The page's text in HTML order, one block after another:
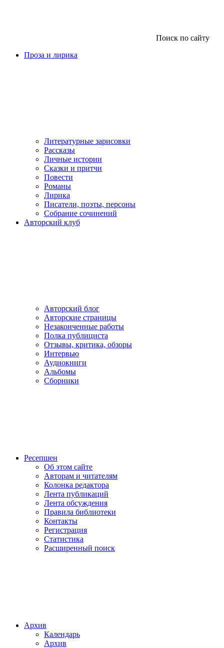
Поиск по сайту
Проза и лирика
Литературные зарисовки
Рассказы
Личные истории
Сказки и притчи
Повести
Романы
Лирика
Писатели, поэты, персоны
Собрание сочинений
Авторский клуб
Авторский блог
Авторские страницы
Незаконченные работы
Полка публициста
Отзывы, критика, обзоры
Интервью
Аудиокниги
Альбомы
Сборники
Ресепшен
Об этом сайте
Авторам и читателям
Колонка редактора
Лента публикаций
Лента обсуждения
Правила библиотеки
Контакты
Регистрация
Статистика
Расширенный поиск
Архив
Календарь
Архив